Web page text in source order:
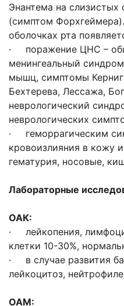
Энантема на слизистых
(симптом
оболочках рта
· поражение ЦНС –
менингеальный
мышц, симптомы
Бехтерева, Лессажа,
неврологический
неврологических
· геморрагическим
кровоизлияния в кожу
гематурия, носовые,
Лабораторные
ОАК:
· лейкопения,
клетки 10-30%,
· в случае развития
лейкоцитоз,
ОАМ: